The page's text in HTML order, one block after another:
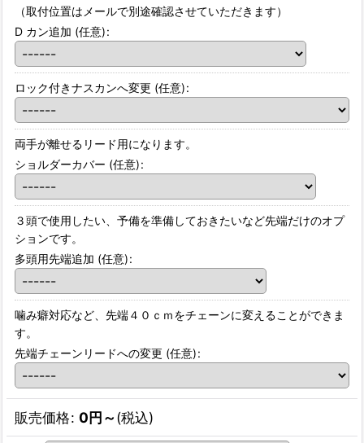
（取付位置はメールで別途確認させていただきます）
D カン追加 (任意):
ロック付きナスカンへ変更 (任意):
両手が離せるリード用になります。
ショルダーカバー (任意):
３頭で使用したい、予備を準備しておきたいなど先端だけのオプ
ションです。
多頭用先端追加 (任意):
噛み癖対応など、先端４０ｃｍをチェーンに変えることができま
す。
先端チェーンリードへの変更 (任意):
販売価格: 0円～(税込)